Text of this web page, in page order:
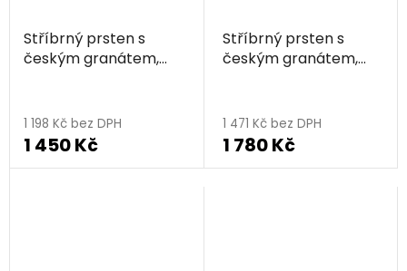
Stříbrný prsten s
českým granátem,
1 198 Kč bez DPH
1 450 Kč
Stříbrný prsten s
českým granátem,
1 471 Kč bez DPH
1 780 Kč